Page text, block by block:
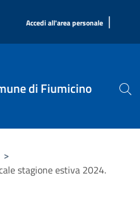
Accedi all'area personale |
di Fiumicino
>
stagione estiva 2024.